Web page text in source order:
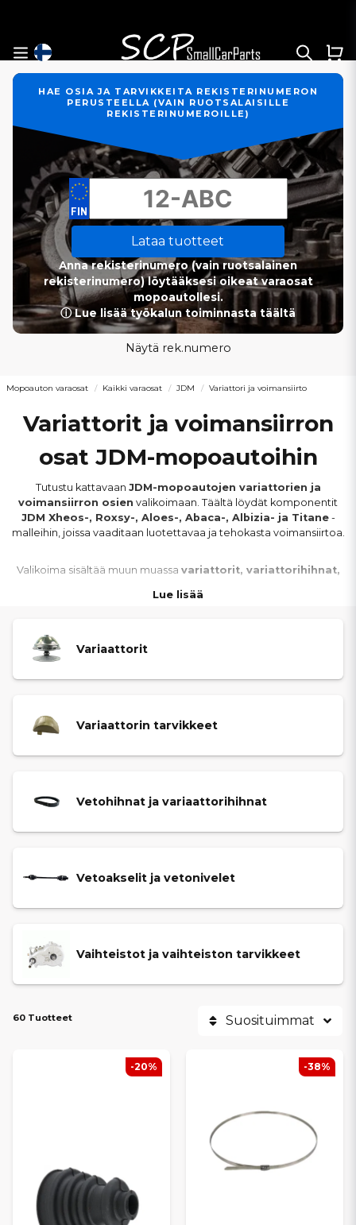
HAE OSIA JA TARVIKKEITA REKISTERINUMERON
PERUSTEELLA (VAIN RUOTSALAISILLE
REKISTERINUMEROILLE)
Lataa tuotteet
Anna rekisterinumero (vain ruotsalainen
rekisterinumero) löytääksesi oikeat varaosat
mopoautollesi.
ⓘ Lue lisää työkalun toiminnasta täältä
Näytä rek.numero
Mopoauton varaosat Kaikki varaosat JDM Variattori ja voimansiirto
Variattorit ja voimansiirron
osat JDM-mopoautoihin
Tutustu kattavaan JDM-mopoautojen variattorien ja
voimansiirron osien valikoimaan. Täältä löydät komponentit
JDM Xheos-, Roxsy-, Aloes-, Abaca-, Albizia- ja Titane-
malleihin, joissa vaaditaan luotettavaa ja tehokasta voimansiirtoa.
Valikoima sisältää muun muassa variattorit, variattorihihnat,
Oikein toimiva voimansiirto takaa tasaisen voimansiirron,
suorituskykyä ja lisätä mekaanista rasitusta. Kaikki tuotteet on
varmistamiseksi JDM-mopoautoihin.
nopeiden toimitustenansiosta variattorin ja voimansiirron
varman, tehokkaan ja driftsäker ajokokemuksen.
Lue lisää
Variaattorit
Variaattorin tarvikkeet
Vetohihnat ja variaattorihihnat
Vetoakselit ja vetonivelet
Vaihteistot ja vaihteiston tarvikkeet
60 Tuotteet Suosituimmat
-20% -38%